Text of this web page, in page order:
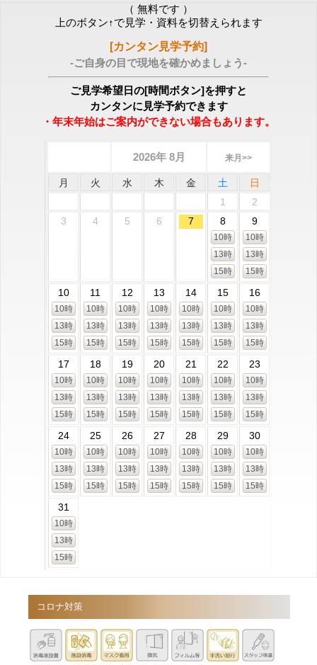
（ 無料です ）
上のボタン↑で見学・資料を切替えられます
[カンタン見学予約]
-ご自身の目で現地を確かめましょう-
ご見学希望日の[時間ボタン]を押すと
カンタンに見学予約できます
・年末年始はご案内ができない場合もあります。
2026年 8月 来月>>
月 火 水 木 金 土
日
1
2
3
4 5 6 7 8
10時
13時
15時
9
10時
13時
15時
10
10時
13時
15時
11
10時
13時
15時
12
10時
13時
15時
13
10時
13時
15時
14
10時
13時
15時
15
10時
13時
15時
16
10時
13時
15時
17
10時
13時
15時
18
10時
13時
15時
19
10時
13時
15時
20
10時
13時
15時
21
10時
13時
15時
22
10時
13時
15時
23
10時
13時
15時
24
10時
13時
15時
25
10時
13時
15時
26
10時
13時
15時
27
10時
13時
15時
28
10時
13時
15時
29
10時
13時
15時
30
10時
13時
15時
31
10時
13時
15時
コロナ対策